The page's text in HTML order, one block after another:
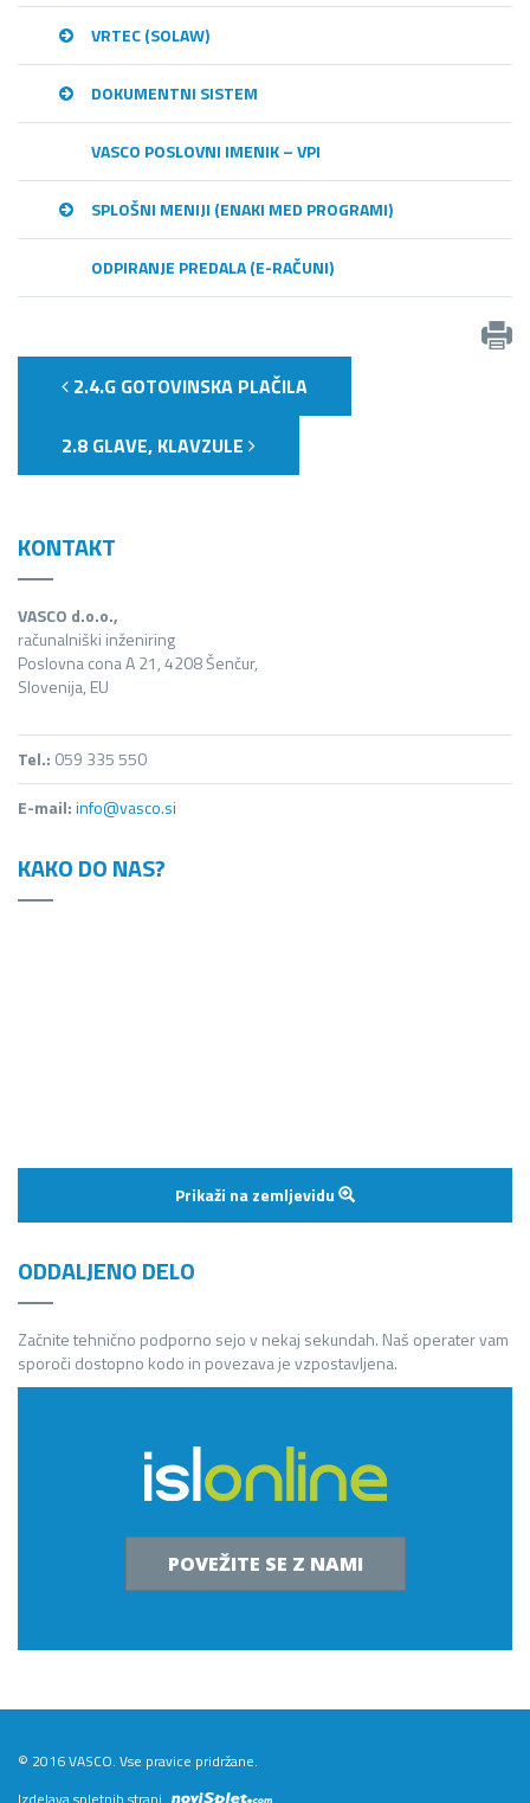
VRTEC (SOLAW)
DOKUMENTNI SISTEM
VASCO POSLOVNI IMENIK – VPI
SPLOŠNI MENIJI (ENAKI MED PROGRAMI)
ODPIRANJE PREDALA (E-RAČUNI)
2.4.G GOTOVINSKA PLAČILA
2.8 GLAVE, KLAVZULE
KONTAKT
VASCO d.o.o.,
računalniški inženiring
Poslovna cona A 21, 4208 Šenčur,
Slovenija, EU
Tel.: 059 335 550
E-mail:info@vasco.si
KAKO DO NAS?
Prikaži na zemljevidu
ODDALJENO DELO
Začnite tehnično podporno sejo v nekaj sekundah. Naš operater vam
sporoči dostopno kodo in povezava je vzpostavljena.
POVEŽITE SE Z NAMI
© 2016 VASCO. Vse pravice pridržane.